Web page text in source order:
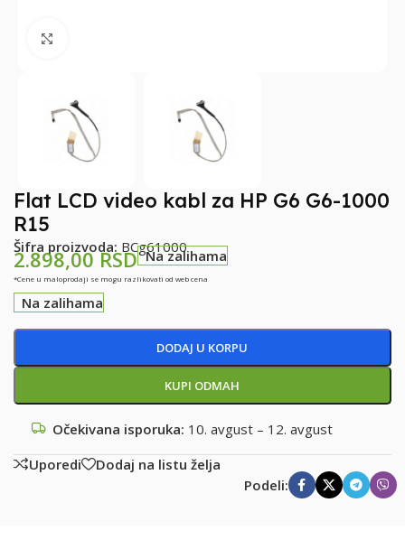
Flat LCD video kabl za HP G6 G6-1000
R15
Šifra proizvoda: BCg61000
2.898,00RSD Na zalihama
*Cene u maloprodaji se mogu razlikovati od web cena
Na zalihama
DODAJ U KORPU
KUPI ODMAH
Očekivana isporuka: 10. avgust – 12. avgust
Uporedi
Dodaj na listu želja
Podeli: